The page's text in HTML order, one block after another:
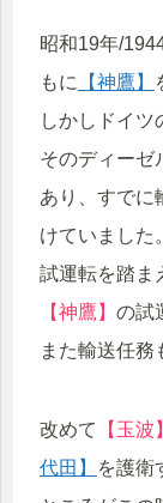
昭和19年/
もに
【神鷹】
しかしドイツ
そのディーゼ
あり、すでに
けていました。
試運転を踏ま
【神鷹】 の試
また輸送任務
改めて 【玉波】
代田】
を護衛